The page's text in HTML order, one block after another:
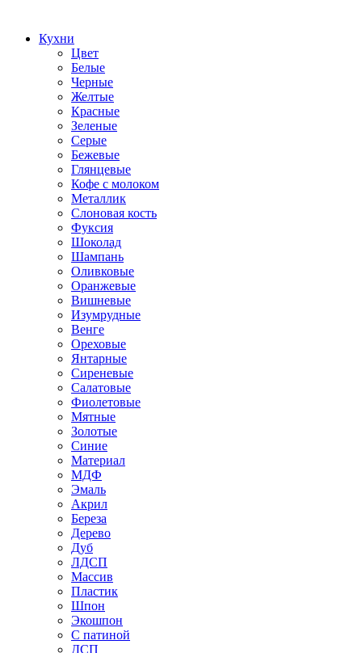
Кухни
Цвет
Белые
Черные
Желтые
Красные
Зеленые
Серые
Бежевые
Глянцевые
Кофе с молоком
Металлик
Слоновая кость
Фуксия
Шоколад
Шампань
Оливковые
Оранжевые
Вишневые
Изумрудные
Венге
Ореховые
Янтарные
Сиреневые
Салатовые
Фиолетовые
Мятные
Золотые
Синие
Материал
МДФ
Эмаль
Акрил
Береза
Дерево
Дуб
ЛДСП
Массив
Пластик
Шпон
Экошпон
С патиной
ДСП